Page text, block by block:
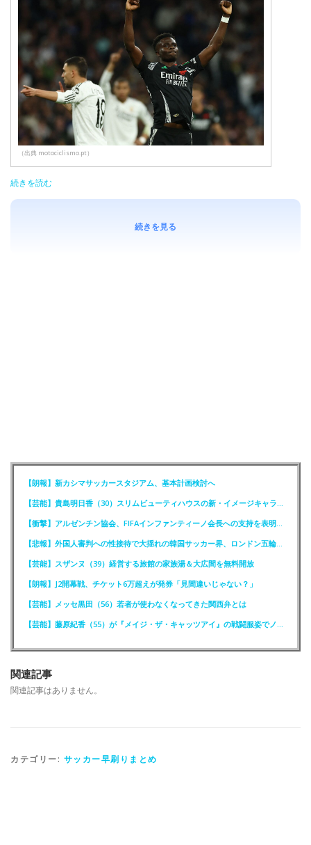
（出典 motociclismo.pt）
続きを読む
続きを見る
【朗報】新カシマサッカースタジアム、基本計画検討へ
【芸能】貴島明日香（30）スリムビューティハウスの新・イメージキャラクター就任！
【衝撃】アルゼンチン協会、FIFAインファンティーノ会長への支持を表明ｗｗｗｗ
【悲報】外国人審判への性接待で大揺れの韓国サッカー界、ロンドン五輪メダル剝奪か
【芸能】スザンヌ（39）経営する旅館の家族湯＆大広間を無料開放
【朗報】J2開幕戦、チケット6万超えが発券「見間違いじゃない？」
【芸能】メッセ黒田（56）若者が使わなくなってきた関西弁とは
【芸能】藤原紀香（55）が『メイジ・ザ・キャッツアイ』の戦闘服姿でノーバン投球
関連記事
関連記事はありません。
カテゴリー: サッカー早刷りまとめ